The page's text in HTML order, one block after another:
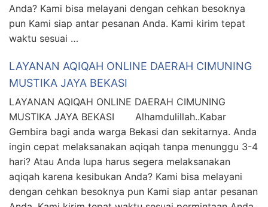
Anda? Kami bisa melayani dengan cehkan besoknya
pun Kami siap antar pesanan Anda. Kami kirim tepat
waktu sesuai …
LAYANAN AQIQAH ONLINE DAERAH CIMUNING
MUSTIKA JAYA BEKASI
LAYANAN AQIQAH ONLINE DAERAH CIMUNING
MUSTIKA JAYA BEKASI Alhamdulillah..Kabar
Gembira bagi anda warga Bekasi dan sekitarnya. Anda
ingin cepat melaksanakan aqiqah tanpa menunggu 3-4
hari? Atau Anda lupa harus segera melaksanakan
aqiqah karena kesibukan Anda? Kami bisa melayani
dengan cehkan besoknya pun Kami siap antar pesanan